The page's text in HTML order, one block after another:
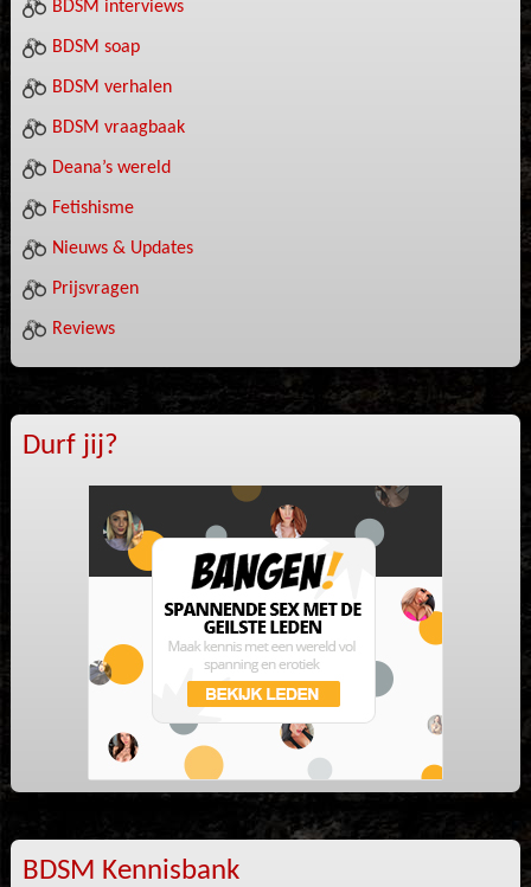
BDSM interviews
BDSM soap
BDSM verhalen
BDSM vraagbaak
Deana’s wereld
Fetishisme
Nieuws & Updates
Prijsvragen
Reviews
Durf jij?
BDSM Kennisbank